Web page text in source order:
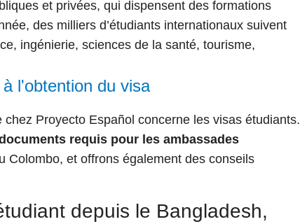
et privées, qui dispensent des formations
des milliers d’étudiants internationaux suivent
ingénierie, sciences de la santé, tourisme,
l'obtention du visa
Proyecto Español concerne les visas étudiants.
requis pour les ambassades
Colombo, et offrons également des conseils
depuis le Bangladesh,